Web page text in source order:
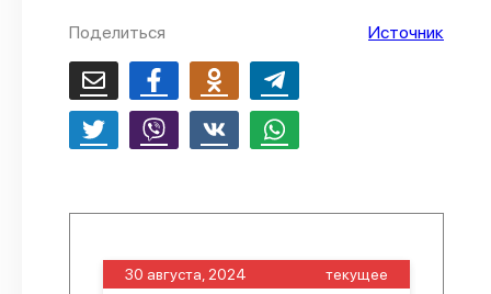
Поделиться Источник
30 августа, 2024 текущее